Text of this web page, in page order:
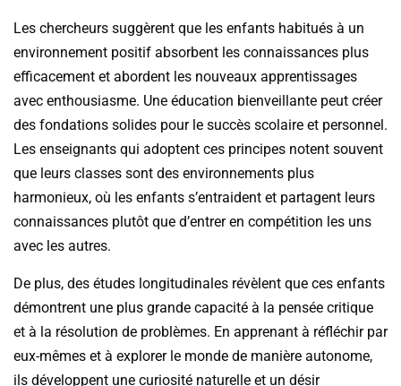
Les chercheurs suggèrent que les enfants habitués à un
environnement positif absorbent les connaissances plus
efficacement et abordent les nouveaux apprentissages
avec enthousiasme. Une éducation bienveillante peut créer
des fondations solides pour le succès scolaire et personnel.
Les enseignants qui adoptent ces principes notent souvent
que leurs classes sont des environnements plus
harmonieux, où les enfants s’entraident et partagent leurs
connaissances plutôt que d’entrer en compétition les uns
avec les autres.
De plus, des études longitudinales révèlent que ces enfants
démontrent une plus grande capacité à la pensée critique
et à la résolution de problèmes. En apprenant à réfléchir par
eux-mêmes et à explorer le monde de manière autonome,
ils développent une curiosité naturelle et un désir